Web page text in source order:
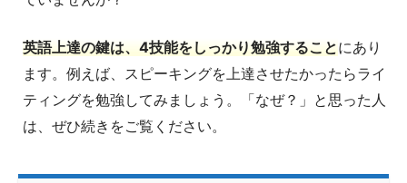
英語上達の鍵は、4技能をしっかり勉強することにあり
ます。例えば、スピーキングを上達させたかったらライ
ティングを勉強してみましょう。「なぜ？」と思った人
は、ぜひ続きをご覧ください。